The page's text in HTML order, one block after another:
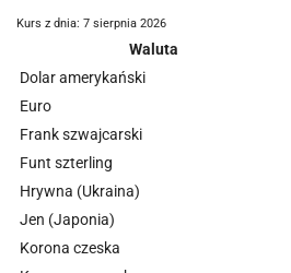
Kurs z dnia: 7 sierpnia 2026
Waluta
Dolar amerykański
Euro
Frank szwajcarski
Funt szterling
Hrywna (Ukraina)
Jen (Japonia)
Korona czeska